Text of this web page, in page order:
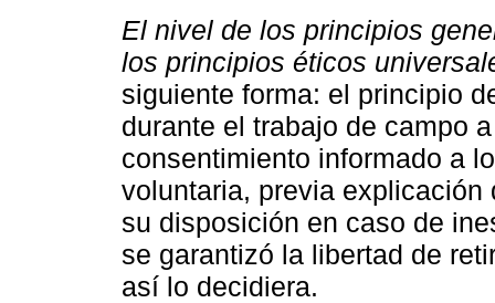
El nivel de los principios
los principios éticos
siguiente forma: el principio
durante el trabajo de campo
consentimiento informado a
voluntaria, previa
su disposición en caso de
se garantizó la libertad de
así lo decidiera.